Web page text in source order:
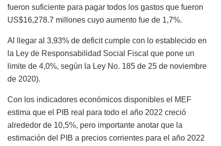
fueron suficiente para pagar todos los gastos que fueron
US$16,278.7 millones cuyo aumento fue de 1,7%.
Al llegar al 3,93% de deficit cumple con lo establecido en
la Ley de Responsabilidad Social Fiscal que pone un
limite de 4,0%, según la Ley No. 185 de 25 de noviembre
de 2020).
Con los indicadores económicos disponibles el MEF
estima que el PIB real para todo el año 2022 creció
alrededor de 10,5%, pero importante anotar que la
estimación del PIB a precios corrientes para el año 2022